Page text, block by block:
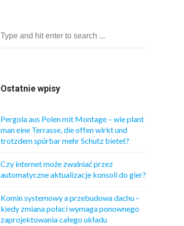
Ostatnie wpisy
Pergola aus Polen mit Montage – wie plant
man eine Terrasse, die offen wirkt und
trotzdem spürbar mehr Schutz bietet?
Czy internet może zwalniać przez
automatyczne aktualizacje konsoli do gier?
Komin systemowy a przebudowa dachu –
kiedy zmiana połaci wymaga ponownego
zaprojektowania całego układu